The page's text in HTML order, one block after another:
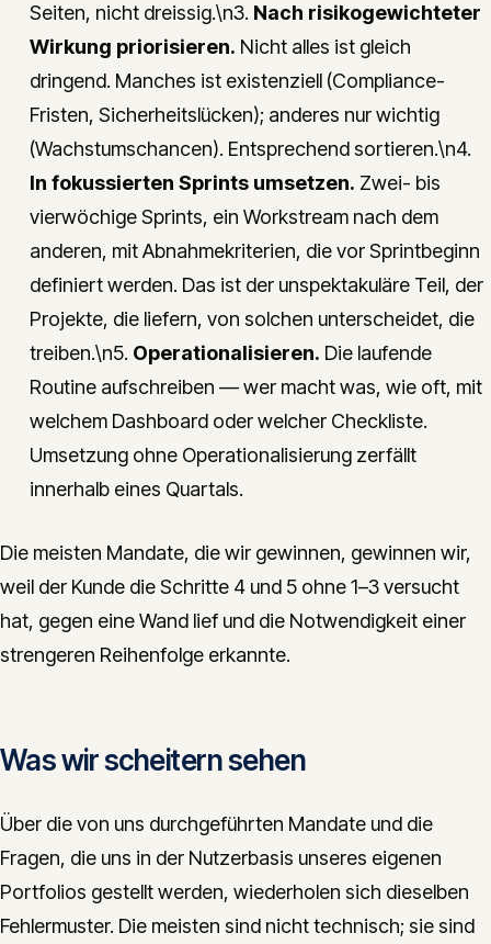
Seiten, nicht dreissig.\n3. Nach risikogewichteter
Wirkung priorisieren. Nicht alles ist gleich
dringend. Manches ist existenziell (Compliance-
Fristen, Sicherheitslücken); anderes nur wichtig
(Wachstumschancen). Entsprechend sortieren.\n4.
In fokussierten Sprints umsetzen. Zwei- bis
vierwöchige Sprints, ein Workstream nach dem
anderen, mit Abnahmekriterien, die vor Sprintbeginn
definiert werden. Das ist der unspektakuläre Teil, der
Projekte, die liefern, von solchen unterscheidet, die
treiben.\n5. Operationalisieren. Die laufende
Routine aufschreiben — wer macht was, wie oft, mit
welchem Dashboard oder welcher Checkliste.
Umsetzung ohne Operationalisierung zerfällt
innerhalb eines Quartals.
Die meisten Mandate, die wir gewinnen, gewinnen wir,
weil der Kunde die Schritte 4 und 5 ohne 1–3 versucht
hat, gegen eine Wand lief und die Notwendigkeit einer
strengeren Reihenfolge erkannte.
Was wir scheitern sehen
Über die von uns durchgeführten Mandate und die
Fragen, die uns in der Nutzerbasis unseres eigenen
Portfolios gestellt werden, wiederholen sich dieselben
Fehlermuster. Die meisten sind nicht technisch; sie sind